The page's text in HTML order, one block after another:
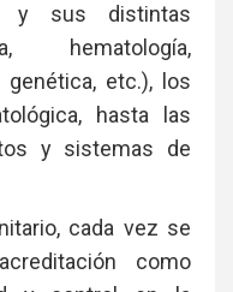
y sus distintas
hematología,
genética, etc.), los
hasta las
y sistemas de
cada vez se
como